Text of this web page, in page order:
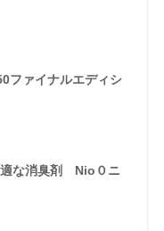
ファイナルエディシ
適な消臭剤 Nio０ニ